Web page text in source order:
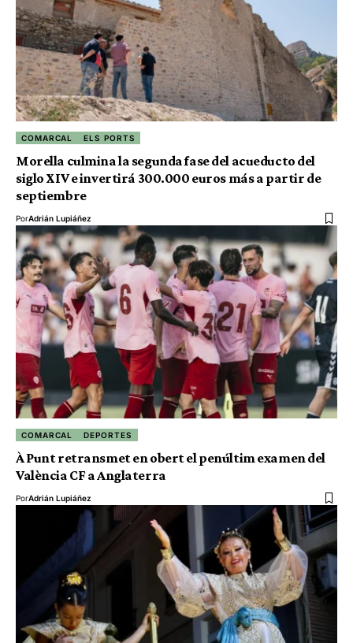
COMARCAL ELS PORTS
Morella culmina la segunda fase del acueducto del
siglo XIV e invertirá 300.000 euros más a partir de
septiembre
PorAdrián Lupiáñez
COMARCAL DEPORTES
À Punt retransmet en obert el penúltim examen del
València CF a Anglaterra
PorAdrián Lupiáñez